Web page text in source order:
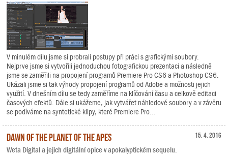
V minulém dílu jsme si probrali postupy při práci s grafickými soubory.
Nejprve jsme si vytvořili jednoduchou fotografickou prezentaci a následně
jsme se zaměřili na propojení programů Premiere Pro CS6 a Photoshop CS6.
Ukázali jsme si tak výhody propojení programů od Adobe a možnosti jejich
využití. V dnešním dílu se tedy zaměříme na klíčování času a celkově editaci
časových efektů. Dále si ukážeme, jak vytvářet náhledové soubory a v závěru
se podíváme na syntetické klipy, které Premiere Pro...
15. 4. 2016
Dawn of the Planet of the Apes
Weta Digital a jejich digitální opice v apokalyptickém sequelu.